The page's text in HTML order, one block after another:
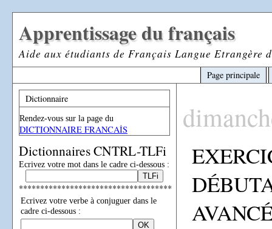
Apprentissage du français
Aide aux étudiants de Français Langue Etrangère
Page principale
Dictionnaire
Rendez-vous sur la page du
DICTIONNAIRE FRANCAİS
Dictionnaires CNTRL-TLFi
Ecrivez votre mot dans le cadre ci-dessous :
************************************
Ecrivez votre verbe à conjuguer dans le
cadre ci-dessous :